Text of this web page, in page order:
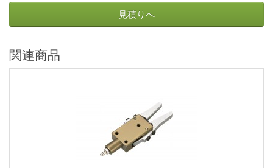
見積りへ
関連商品